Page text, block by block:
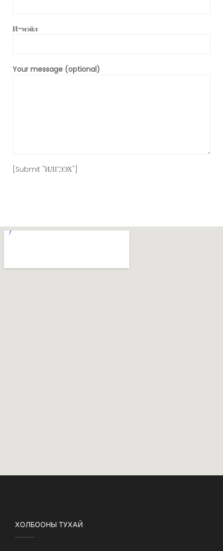
И-мэйл
Your message (optional)
[Submit "ИЛГЭЭХ"]
ХОЛБООНЫ ТУХАЙ